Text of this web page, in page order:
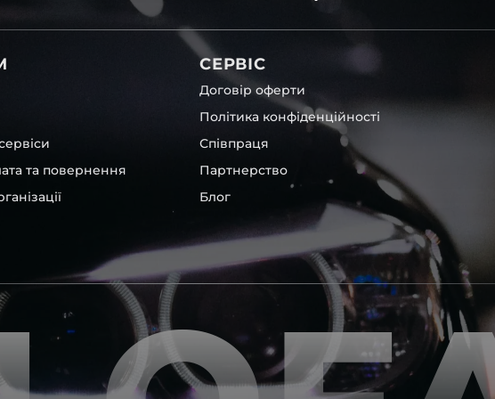
та унікальні.
офісі та оптовому
– на всіх
– для швидкої
будь-які
пару чи комплект.
перевіряють та
та повернення
СЕРВІС
Договір оферти
Політика конфіденційності
Співпраця
Партнерство
Блог